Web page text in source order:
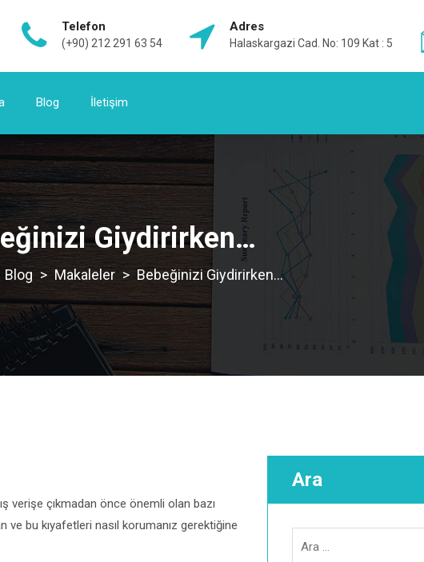
Telefon
(+90) 212 291 63 54
Adres
Halaskargazi Cad. No: 109 Kat : 5
Blog İletişim
Giydirirken…
Blog > Makaleler > Bebeğinizi Giydirirken…
verişe çıkmadan önce önemli olan bazı
ve bu kıyafetleri nasıl korumanız gerektiğine
Ara